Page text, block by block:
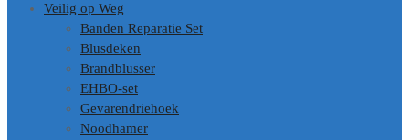
Veilig op Weg
Banden Reparatie Set
Blusdeken
Brandblusser
EHBO-set
Gevarendriehoek
Noodhamer